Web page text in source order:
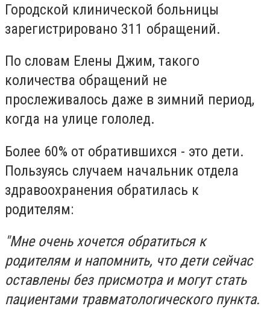
Городской клинической больницы
зарегистрировано 311 обращений.
По словам Елены Джим, такого
количества обращений не
прослеживалось даже в зимний период,
когда на улице гололед.
Более 60% от обратившихся - это дети.
Пользуясь случаем начальник отдела
здравоохранения обратилась к
родителям:
"Мне очень хочется обратиться к
родителям и напомнить, что дети сейчас
оставлены без присмотра и могут стать
пациентами травматологического пункта.